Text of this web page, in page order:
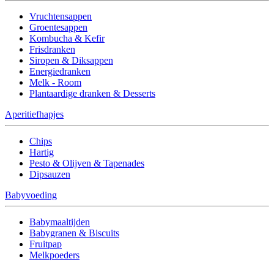
Vruchtensappen
Groentesappen
Kombucha & Kefir
Frisdranken
Siropen & Diksappen
Energiedranken
Melk - Room
Plantaardige dranken & Desserts
Aperitiefhapjes
Chips
Hartig
Pesto & Olijven & Tapenades
Dipsauzen
Babyvoeding
Babymaaltijden
Babygranen & Biscuits
Fruitpap
Melkpoeders